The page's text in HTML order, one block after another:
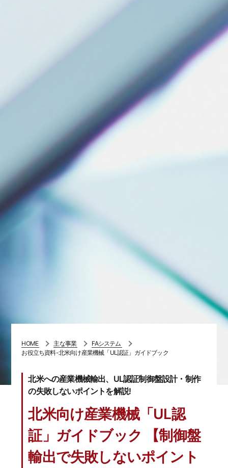
HOME 主な事業
FAシステム
お役立ち資料-北米向け産業機械「UL認証」ガイドブック
北米への産業機械輸出、UL認証制御盤設計・制作
の失敗しないポイントを解説!
北米向け産業機械「UL認
証」ガイドブック 【制御盤
輸出で失敗しないポイント